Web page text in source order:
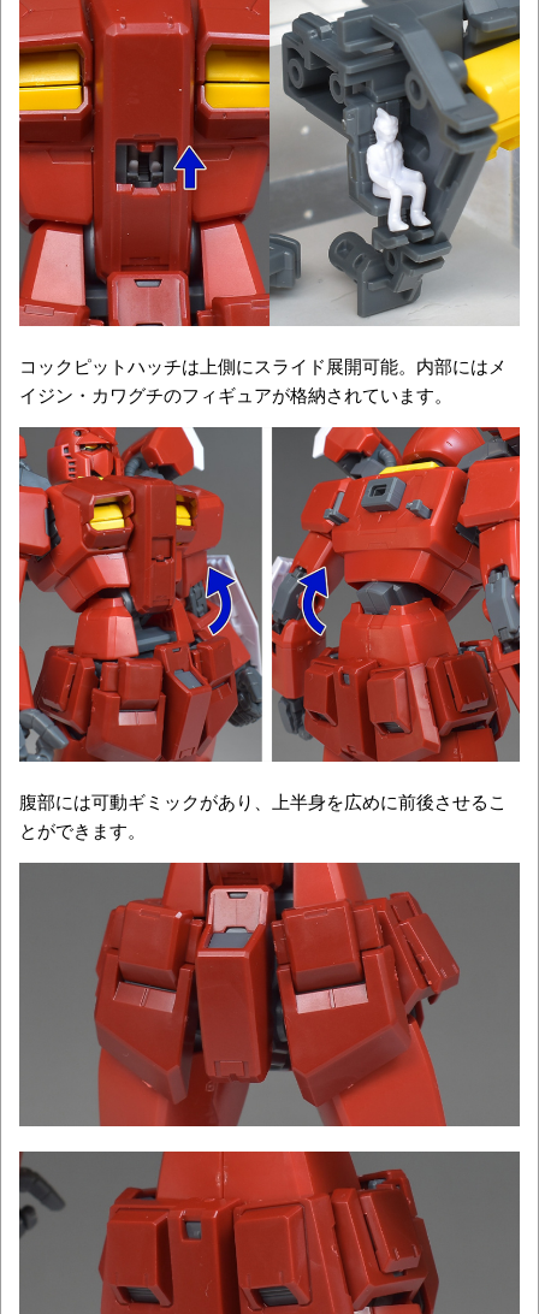
コックピットハッチは上側にスライド展開可能。内部にはメ
イジン・カワグチのフィギュアが格納されています。
腹部には可動ギミックがあり、上半身を広めに前後させるこ
とができます。